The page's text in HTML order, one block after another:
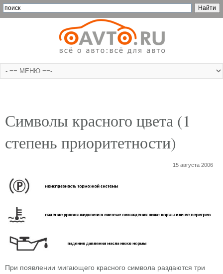
Символы красного цвета (1
степень приоритетности)
15 августа 2006
При появлении мигающего красного символа раздаются три